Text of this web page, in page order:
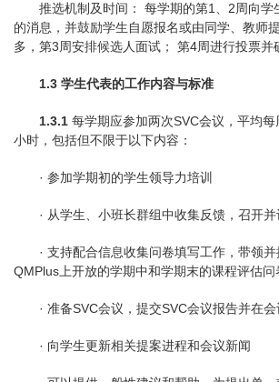
推选机制及时间： 每学期的第1、2周向学
的消息，并鼓励学生自愿报名或由同学、教师
多，第3周安排候选人面试； 第4周进行投票并
1.3 学生代表的工作内容与标准
1.3.1 每学期应参加两次SVC会议，平均
小时，包括但不限于以下内容：
· 参加学期初的学生领导力培训
· 从学生、小班长群组中收集反馈，召开
· 支持配合信息收集问卷填写工作，带领
QMPlus上开放的学期中和学期末的课程评估问
· 准备SVC会议，提交SVC会议报告并在
· 向学生更新相关提案进程和会议新闻